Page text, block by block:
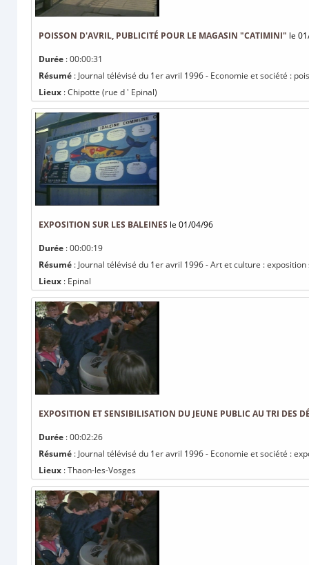
POISSON D'AVRIL, PUBLICITÉ POUR LE MAGASIN "CATIMINI" le
Durée : 00:00:31
Résumé : Journal télévisé du 1er avril 1996 - Economie et société :
Lieux : Chipotte (rue d ' Epinal)
EXPOSITION SUR LES BALEINES le 01/04/96
Durée : 00:00:19
Résumé : Journal télévisé du 1er avril 1996 - Art et culture :
Lieux : Epinal
EXPOSITION ET SENSIBILISATION DU JEUNE PUBLIC AU TRI DES
Durée : 00:02:26
Résumé : Journal télévisé du 1er avril 1996 - Economie et société :
Lieux : Thaon-les-Vosges